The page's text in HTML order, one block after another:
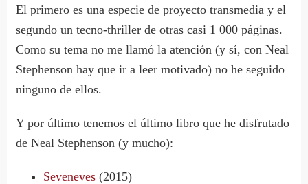
El primero es una especie de proyecto transmedia y el
segundo un tecno-thriller de otras casi 1 000 páginas.
Como su tema no me llamó la atención (y sí, con Neal
Stephenson hay que ir a leer motivado) no he seguido
ninguno de ellos.
Y por último tenemos el último libro que he disfrutado
de Neal Stephenson (y mucho):
Seveneves (2015)